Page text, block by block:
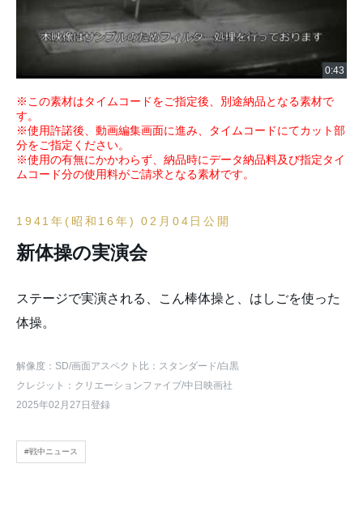
※この素材はタイムコードをご指定後、別途納品となる素材で
す。
※使用許諾後、動画編集画面に進み、タイムコードにてカット部
分をご指定ください。
※使用の有無にかかわらず、納品時にデータ納品料及び指定タイ
ムコード分の使用料がご請求となる素材です。
1941年(昭和16年) 02月04日公開
新体操の実演会
ステージで実演される、こん棒体操と、はしごを使った
体操。
解像度：SD/画面アスペクト比：スタンダード/白黒
クレジット：クリエーションファイブ/中日映画社
2025年02月27日登録
#戦中ニュース